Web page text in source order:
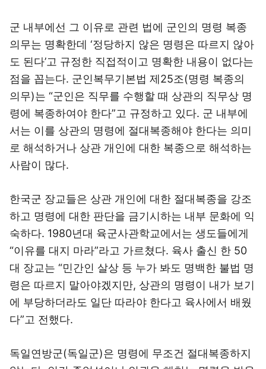
군 내부에선 그 이유로 관련 법에 군인의 명령 복종
의무는 명확한데 ‘정당하지 않은 명령은 따르지 않아
도 된다’고 규정한 직접적이고 명확한 내용이 없다는
점을 꼽는다. 군인복무기본법 제25조(명령 복종의
의무)는 “군인은 직무를 수행할 때 상관의 직무상 명
령에 복종하여야 한다”고 규정하고 있다. 군 내부에
서는 이를 상관의 명령에 절대복종해야 한다는 의미
로 해석하거나 상관 개인에 대한 복종으로 해석하는
사람이 많다.
한국군 장교들은 상관 개인에 대한 절대복종을 강조
하고 명령에 대한 판단을 금기시하는 내부 문화에 익
숙하다. 1980년대 육군사관학교에서는 생도들에게
“이유를 대지 마라”라고 가르쳤다. 육사 출신 한 50
대 장교는 “민간인 살상 등 누가 봐도 명백한 불법 명
령은 따르지 말아야겠지만, 상관의 명령이 내가 보기
에 부당하더라도 일단 따라야 한다고 육사에서 배웠
다”고 전했다.
독일연방군(독일군)은 명령에 무조건 절대복종하지